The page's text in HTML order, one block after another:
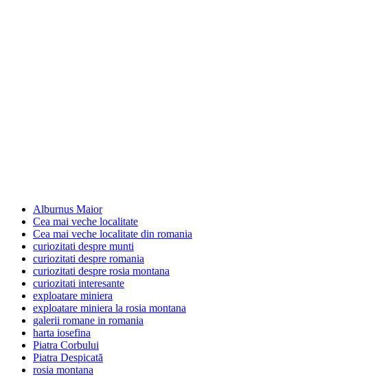
Alburnus Maior
Cea mai veche localitate
Cea mai veche localitate din romania
curiozitati despre munti
curiozitati despre romania
curiozitati despre rosia montana
curiozitati interesante
exploatare miniera
exploatare miniera la rosia montana
galerii romane in romania
harta iosefina
Piatra Corbului
Piatra Despicată
rosia montana